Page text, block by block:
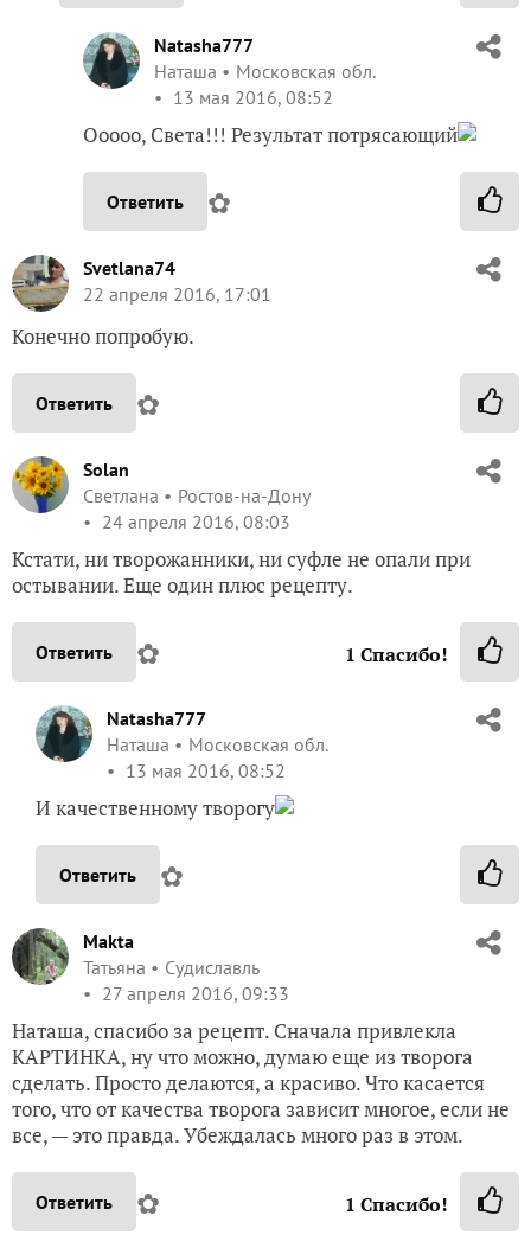
Natasha777
Наташа
Московская обл.
13 мая 2016, 08:52
Ооооо, Света!!! Результат потрясающий
Ответить ✿
Svetlana74
22 апреля 2016, 17:01
Конечно попробую.
Ответить ✿
Solan
Светлана
Ростов-на-Дону
24 апреля 2016, 08:03
Кстати, ни творожанники, ни суфле не опали при
остывании. Еще один плюс рецепту.
Ответить ✿ 1 Спасибо!
Natasha777
Наташа
Московская обл.
13 мая 2016, 08:52
И качественному творогу
Ответить ✿
Makta
Татьяна
Судиславль
27 апреля 2016, 09:33
Наташа, спасибо за рецепт. Сначала привлекла
КАРТИНКА, ну что можно, думаю еще из творога
сделать. Просто делаются, а красиво. Что касается
того, что от качества творога зависит многое, если не
все, — это правда. Убеждалась много раз в этом.
Ответить ✿ 1 Спасибо!